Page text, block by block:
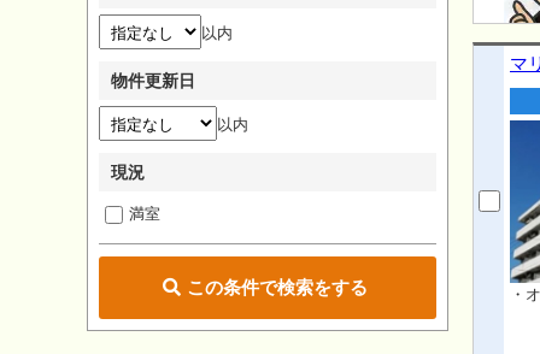
マ
・
以内
物件更新日
以内
現況
満室
この条件で検索をする